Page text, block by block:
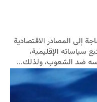
إلى المصادر الاقتصادية
سياساته الإقليمية،
ضد الشعوب، ولذلك...